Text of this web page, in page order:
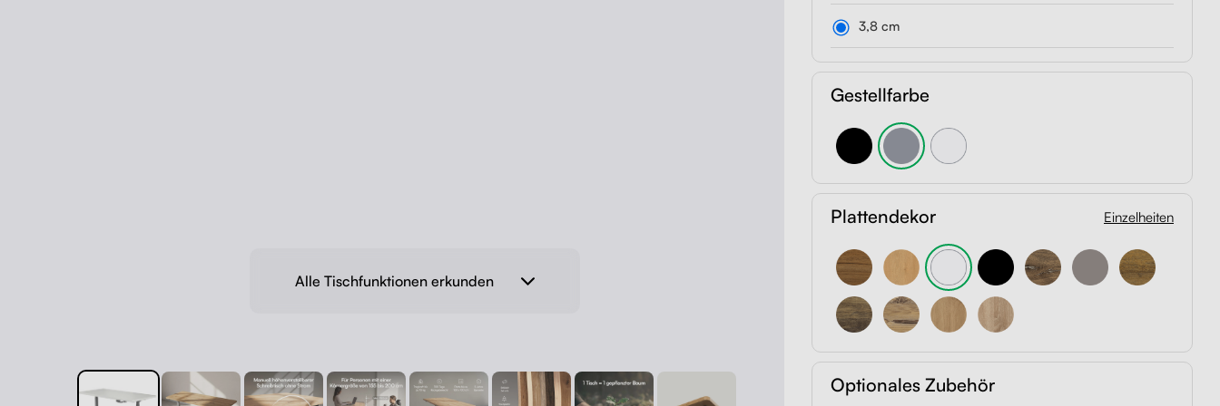
Alle Tischfunktionen erkunden
Gestellfarbe
3,8 cm
Plattendekor Einzelheiten
Optionales Zubehör